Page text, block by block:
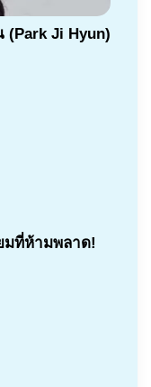
(Park Ji Hyun)
มที่ห้ามพลาด!